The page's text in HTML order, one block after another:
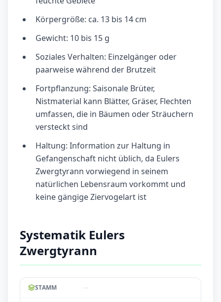
Körpergröße: ca. 13 bis 14 cm
Gewicht: 10 bis 15 g
Soziales Verhalten: Einzelgänger oder
paarweise während der Brutzeit
Fortpflanzung: Saisonale Brüter,
Nistmaterial kann Blätter, Gräser, Flechten
umfassen, die in Bäumen oder Sträuchern
versteckt sind
Haltung: Information zur Haltung in
Gefangenschaft nicht üblich, da Eulers
Zwergtyrann vorwiegend in seinem
natürlichen Lebensraum vorkommt und
keine gängige Ziervogelart ist
Systematik Eulers
Zwergtyrann
STAMM --